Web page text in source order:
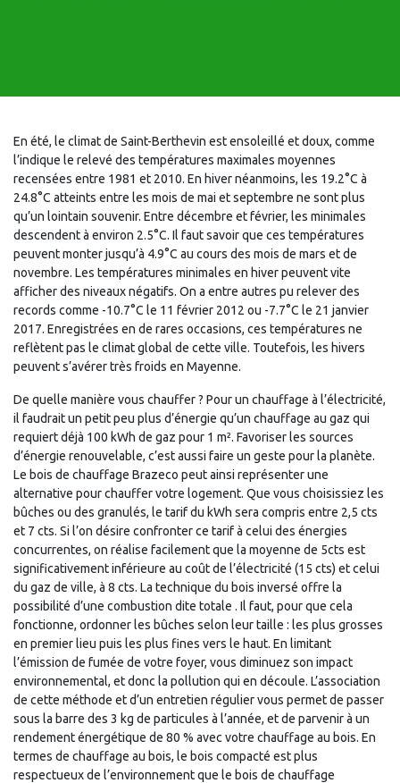
En été, le climat de Saint-Berthevin est ensoleillé et doux, comme
l’indique le relevé des températures maximales moyennes
recensées entre 1981 et 2010. En hiver néanmoins, les 19.2°C à
24.8°C atteints entre les mois de mai et septembre ne sont plus
qu’un lointain souvenir. Entre décembre et février, les minimales
descendent à environ 2.5°C. Il faut savoir que ces températures
peuvent monter jusqu’à 4.9°C au cours des mois de mars et de
novembre. Les températures minimales en hiver peuvent vite
afficher des niveaux négatifs. On a entre autres pu relever des
records comme -10.7°C le 11 février 2012 ou -7.7°C le 21 janvier
2017. Enregistrées en de rares occasions, ces températures ne
reflètent pas le climat global de cette ville. Toutefois, les hivers
peuvent s’avérer très froids en Mayenne.
De quelle manière vous chauffer ? Pour un chauffage à l’électricité,
il faudrait un petit peu plus d’énergie qu’un chauffage au gaz qui
requiert déjà 100 kWh de gaz pour 1 m². Favoriser les sources
d’énergie renouvelable, c’est aussi faire un geste pour la planète.
Le bois de chauffage Brazeco peut ainsi représenter une
alternative pour chauffer votre logement. Que vous choisissiez les
bûches ou des granulés, le tarif du kWh sera compris entre 2,5 cts
et 7 cts. Si l’on désire confronter ce tarif à celui des énergies
concurrentes, on réalise facilement que la moyenne de 5cts est
significativement inférieure au coût de l’électricité (15 cts) et celui
du gaz de ville, à 8 cts. La technique du bois inversé offre la
possibilité d’une combustion dite totale . Il faut, pour que cela
fonctionne, ordonner les bûches selon leur taille : les plus grosses
en premier lieu puis les plus fines vers le haut. En limitant
l’émission de fumée de votre foyer, vous diminuez son impact
environnemental, et donc la pollution qui en découle. L’association
de cette méthode et d’un entretien régulier vous permet de passer
sous la barre des 3 kg de particules à l’année, et de parvenir à un
rendement énergétique de 80 % avec votre chauffage au bois. En
termes de chauffage au bois, le bois compacté est plus
respectueux de l’environnement que le bois de chauffage